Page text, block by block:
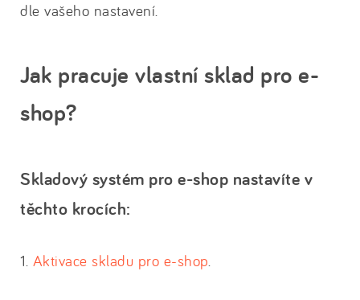
dle vašeho nastavení.
Jak pracuje vlastní sklad pro e-
shop?
Skladový systém pro e-shop nastavíte v
těchto krocích:
1. Aktivace skladu pro e-shop.